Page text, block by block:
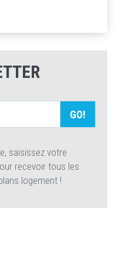
GO!
saisissez votre
recevoir tous les
logement !